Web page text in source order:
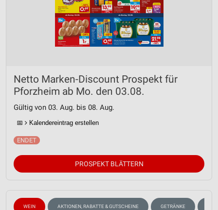
Netto Marken-Discount Prospekt für
Pforzheim ab Mo. den 03.08.
Gültig von 03. Aug. bis 08. Aug.
📅 Kalendereintrag erstellen
PROSPEKT BLÄTTERN
WEIN AKTIONEN, RABATTE & GUTSCHEINE GETRÄNKE